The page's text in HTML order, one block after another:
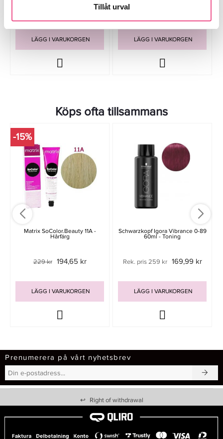
Tillåt urval
LÄGG I VARUKORGEN LÄGG I VARUKORGEN
Köps ofta tillsammans
-15%
Matrix SoColor.Beauty 11A -
Hårfärg
229 kr 194,65 kr
LÄGG I VARUKORGEN
Schwarzkopf Igora Vibrance 0-89
60ml - Toning
Rek. pris 259 kr 169,99 kr
LÄGG I VARUKORGEN
Prenumerera på vårt nyhetsbrev
↩ Right of withdrawal